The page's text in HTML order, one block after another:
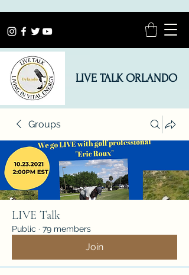
LIVE TALK ORLANDO
Groups
LIVE Talk
Public · 79 members
Join